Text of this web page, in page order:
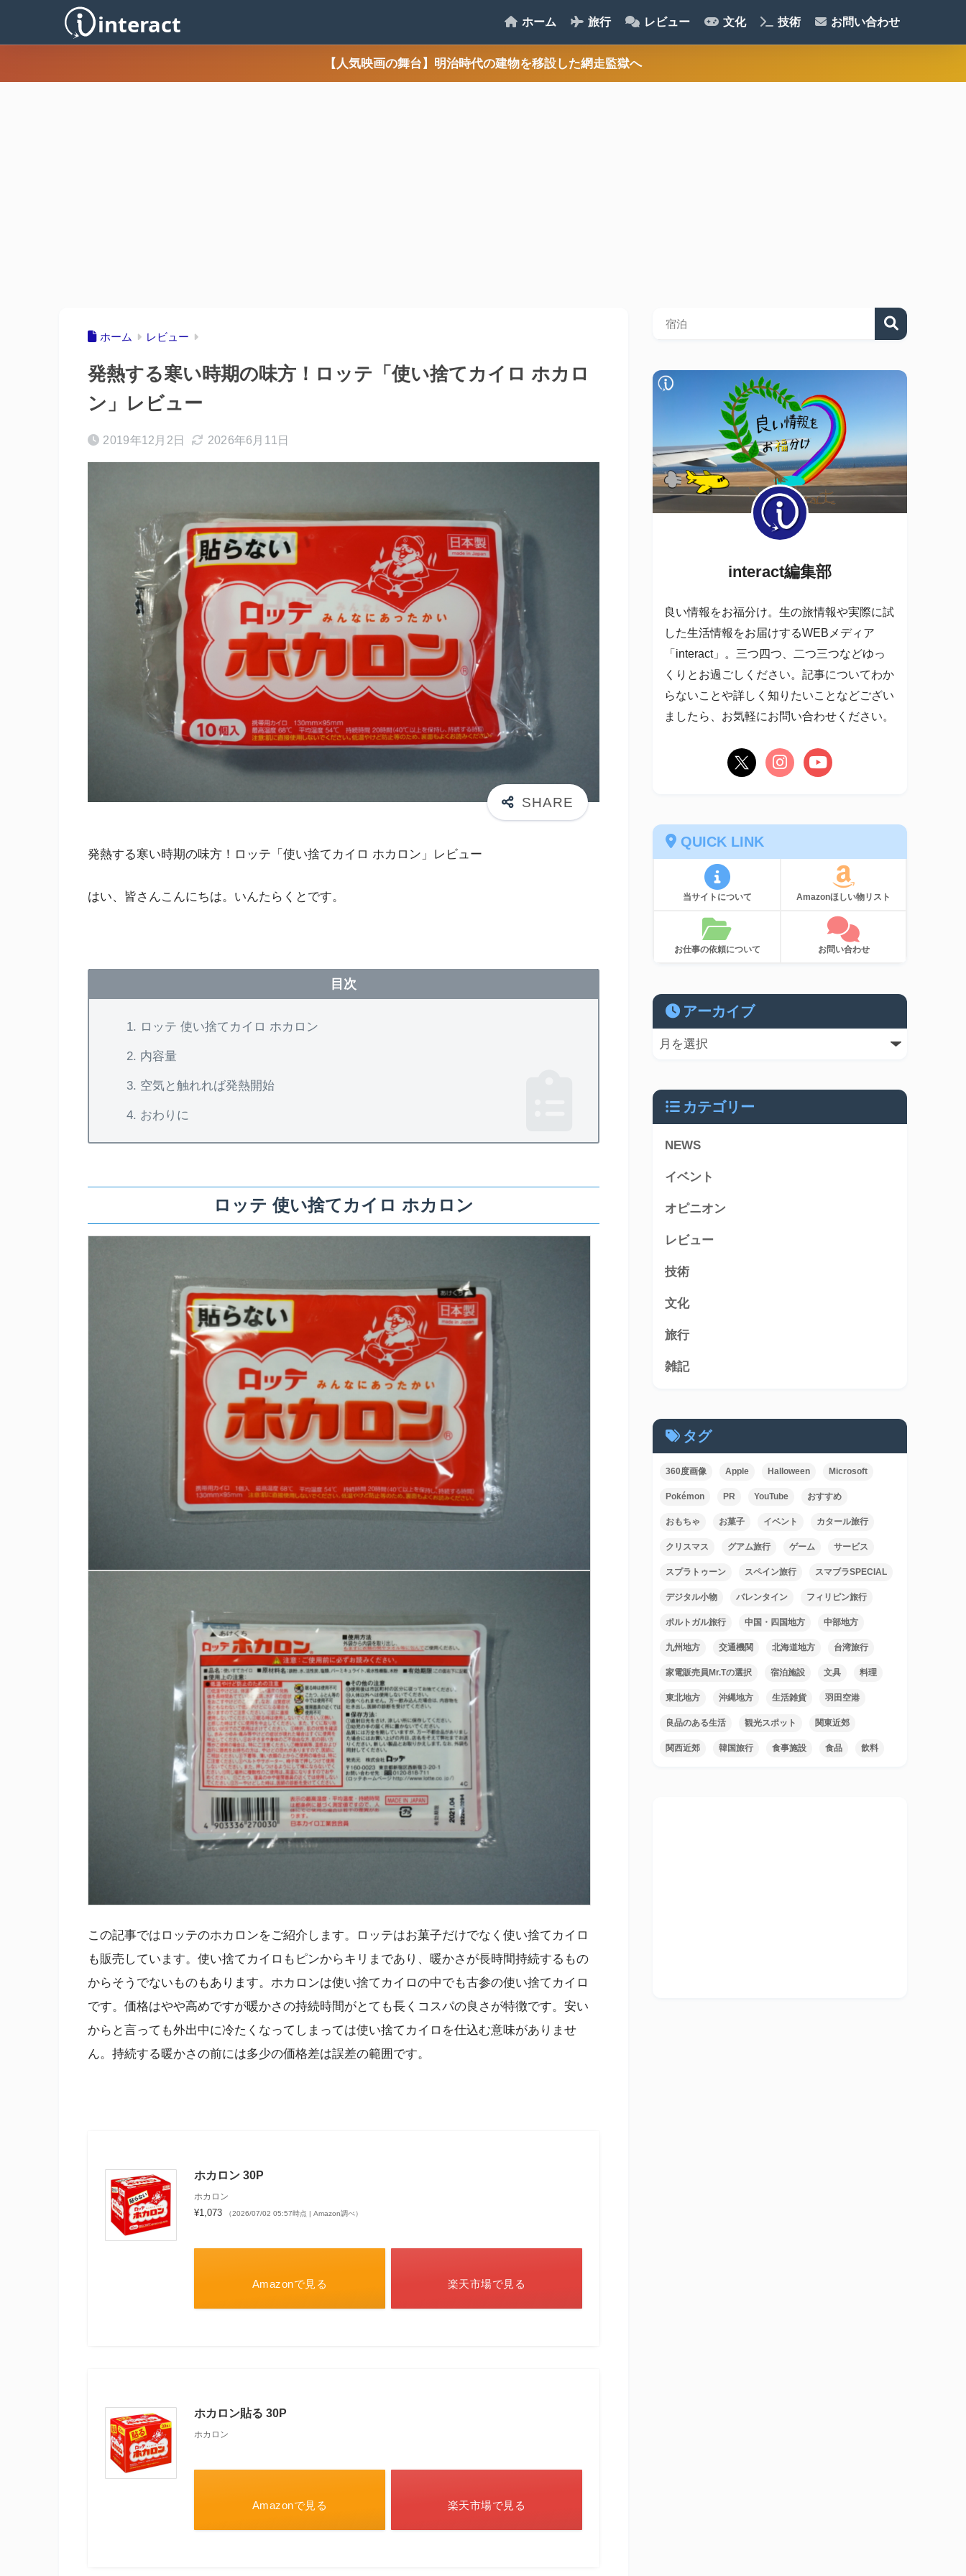
ホーム 旅行 レビュー 文化 技術 お問い合わせ
【人気映画の舞台】明治時代の建物を移設した網走監獄へ
ホーム レビュー
発熱する寒い時期の味方！ロッテ「使い捨てカイロ ホカロ
ン」レビュー
2019年12月2日 2026年6月11日
発熱する寒い時期の味方！ロッテ「使い捨てカイロ ホカロン」レビュー
はい、皆さんこんにちは。いんたらくとです。
目次
ロッテ 使い捨てカイロ ホカロン
内容量
空気と触れれば発熱開始
おわりに
ロッテ 使い捨てカイロ ホカロン
この記事ではロッテのホカロンをご紹介します。ロッテはお菓子だけでなく使い捨てカイロ
も販売しています。使い捨てカイロもピンからキリまであり、暖かさが長時間持続するもの
からそうでないものもあります。ホカロンは使い捨てカイロの中でも古参の使い捨てカイロ
です。価格はやや高めですが暖かさの持続時間がとても長くコスパの良さが特徴です。安い
からと言っても外出中に冷たくなってしまっては使い捨てカイロを仕込む意味がありませ
ん。持続する暖かさの前には多少の価格差は誤差の範囲です。
ホカロン 30P
ホカロン
¥1,073 （2026/07/02 05:57時点 | Amazon調べ）
Amazonで見る 楽天市場で見る
ホカロン貼る 30P
ホカロン
Amazonで見る 楽天市場で見る
interact編集部
良い情報をお福分け。生の旅情報や実際に試
した生活情報をお届けするWEBメディア
「interact」。三つ四つ、二つ三つなどゆっ
くりとお過ごしください。記事についてわか
らないことや詳しく知りたいことなどござい
ましたら、お気軽にお問い合わせください。
QUICK LINK
当サイトについて Amazonほしい物リスト
お仕事の依頼について お問い合わせ
アーカイブ
カテゴリー
NEWS
イベント
オピニオン
レビュー
技術
文化
旅行
雑記
タグ
360度画像 Apple Halloween Microsoft
Pokémon PR YouTube おすすめ
おもちゃ お菓子 イベント カタール旅行
クリスマス グアム旅行 ゲーム サービス
スプラトゥーン スペイン旅行 スマブラSPECIAL
デジタル小物 バレンタイン フィリピン旅行
ポルトガル旅行 中国・四国地方 中部地方
九州地方 交通機関 北海道地方 台湾旅行
家電販売員Mr.Tの選択 宿泊施設 文具 料理
東北地方 沖縄地方 生活雑貨 羽田空港
良品のある生活 観光スポット 関東近郊
関西近郊 韓国旅行 食事施設 食品 飲料